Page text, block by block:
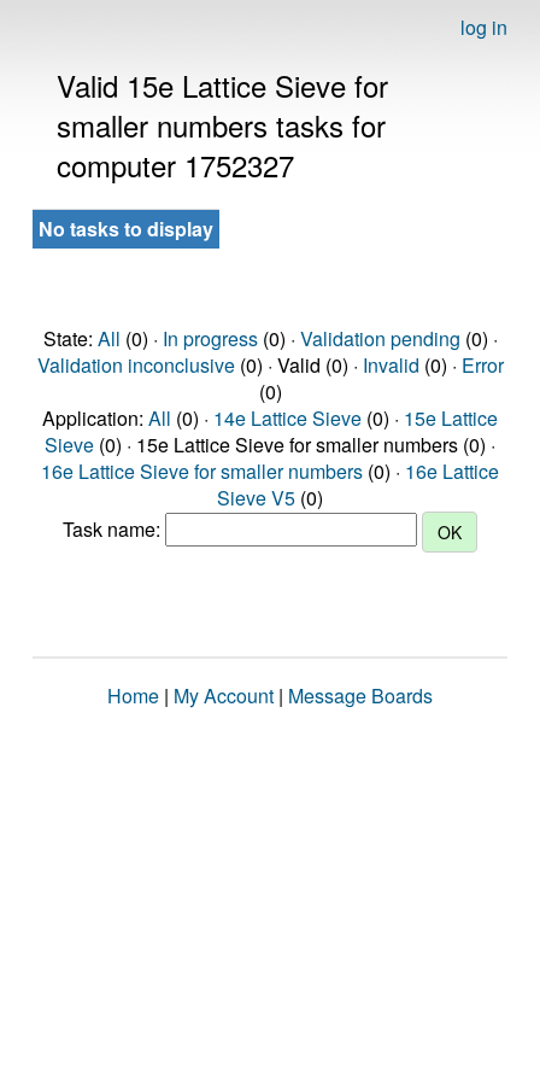
log in
Valid 15e Lattice Sieve for
smaller numbers tasks for
computer 1752327
No tasks to display
State: All (0) · In progress(0) · Validation pending (0) ·
Validation inconclusive(0) · Valid (0) · Invalid (0) · Error
(0)
Application: All (0) · 14e Lattice Sieve (0) · 15e Lattice
Sieve (0) · 15e Lattice Sieve for smaller numbers (0) ·
16e Lattice Sieve for smaller numbers (0) · 16e Lattice
Sieve V5 (0)
Task name:
Home | My Account | Message Boards